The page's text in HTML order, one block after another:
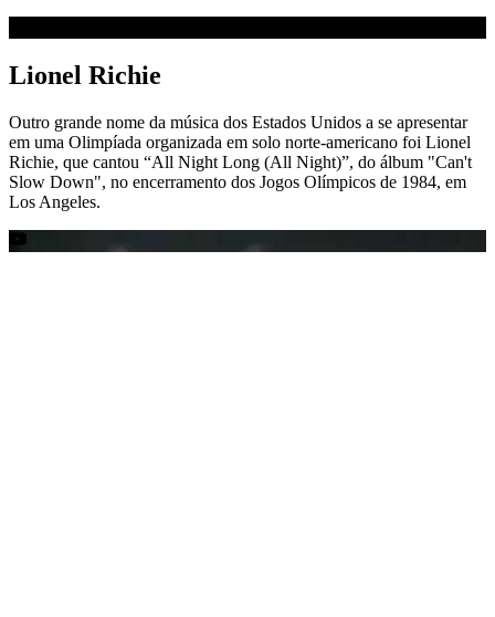
Lionel Richie
Outro grande nome da música dos Estados Unidos a se apresentar
em uma Olimpíada organizada em solo norte-americano foi Lionel
Richie, que cantou “All Night Long (All Night)”, do álbum "Can't
Slow Down", no encerramento dos Jogos Olímpicos de 1984, em
Los Angeles.